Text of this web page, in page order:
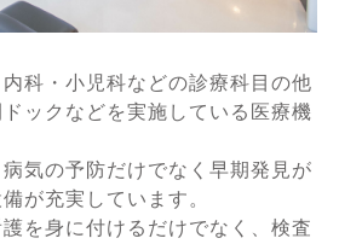
科・小児科などの診療科目の他
ックなどを実施している医療機
気の予防だけでなく早期発見が
が充実しています。
を身に付けるだけでなく、検査